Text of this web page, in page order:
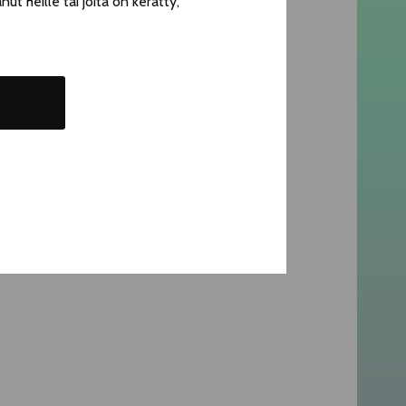
vai kenties kertojasta?
ja yksilöstä kollektiivisena
toisten kanssa.